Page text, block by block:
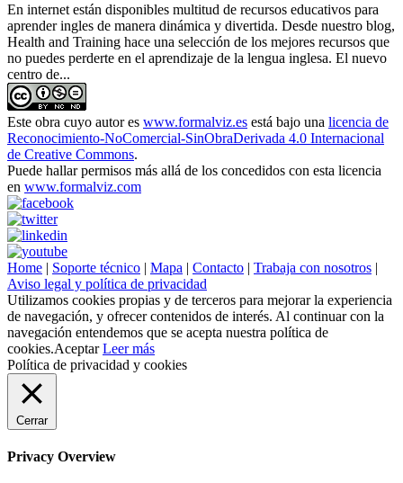
En internet están disponibles multitud de recursos educativos para
aprender ingles de manera dinámica y divertida. Desde nuestro blog,
Health and Training hace una selección de los mejores recursos que
no puedes perderte en el aprendizaje de la lengua inglesa. El nuevo
centro de...
Este obra cuyo autor es www.formalviz.es está bajo una licencia de
Reconocimiento-NoComercial-SinObraDerivada 4.0 Internacional
de Creative Commons.
Puede hallar permisos más allá de los concedidos con esta licencia
en www.formalviz.com
Home | Soporte técnico | Mapa | Contacto | Trabaja con nosotros |
Aviso legal y política de privacidad
Utilizamos cookies propias y de terceros para mejorar la experiencia
de navegación, y ofrecer contenidos de interés. Al continuar con la
navegación entendemos que se acepta nuestra política de
cookies.Aceptar Leer más
Política de privacidad y cookies
Cerrar
Privacy Overview